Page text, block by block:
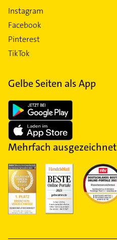
Instagram
Facebook
Pinterest
TikTok
Gelbe Seiten als App
Mehrfach ausgezeichnet